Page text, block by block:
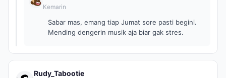
Kemarin
Sabar mas, emang tiap Jumat sore pasti begini.
Mending dengerin musik aja biar gak stres.
Rudy_Tabootie